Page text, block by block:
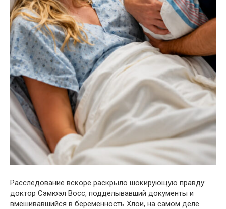
Расследование вскоре раскрыло шокирующую правду:
доктор Сэмюэл Восс, подделывавший документы и
вмешивавшийся в беременность Хлои, на самом деле